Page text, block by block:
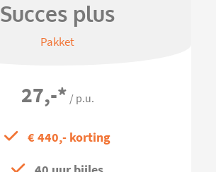
Succes plus
Pakket
27,-* / p.u.
€ 440,- korting